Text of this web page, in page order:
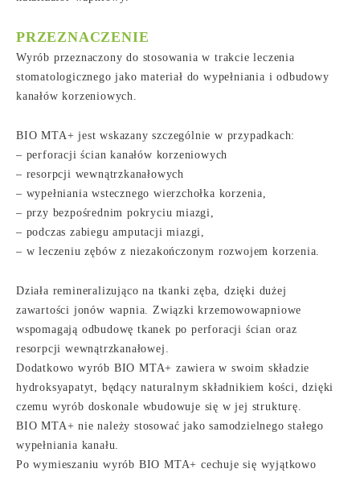
PRZEZNACZENIE
Wyrób przeznaczony do stosowania w trakcie leczenia
stomatologicznego jako materiał do wypełniania i odbudowy
kanałów korzeniowych.
BIO MTA+ jest wskazany szczególnie w przypadkach:
– perforacji ścian kanałów korzeniowych
– resorpcji wewnątrzkanałowych
– wypełniania wstecznego wierzchołka korzenia,
– przy bezpośrednim pokryciu miazgi,
– podczas zabiegu amputacji miazgi,
– w leczeniu zębów z niezakończonym rozwojem korzenia.
Działa remineralizująco na tkanki zęba, dzięki dużej
zawartości jonów wapnia. Związki krzemowowapniowe
wspomagają odbudowę tkanek po perforacji ścian oraz
resorpcji wewnątrzkanałowej.
Dodatkowo wyrób BIO MTA+ zawiera w swoim składzie
hydroksyapatyt, będący naturalnym składnikiem kości, dzięki
czemu wyrób doskonale wbudowuje się w jej strukturę.
BIO MTA+ nie należy stosować jako samodzielnego stałego
wypełniania kanału.
Po wymieszaniu wyrób BIO MTA+ cechuje się wyjątkowo